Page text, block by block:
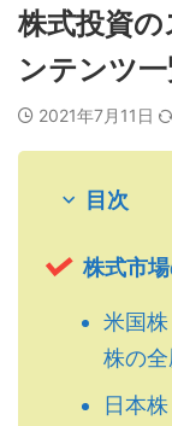
株式投資
ンテンツ一
2021年7月11日
目次
株式市
米国
株の全
日本